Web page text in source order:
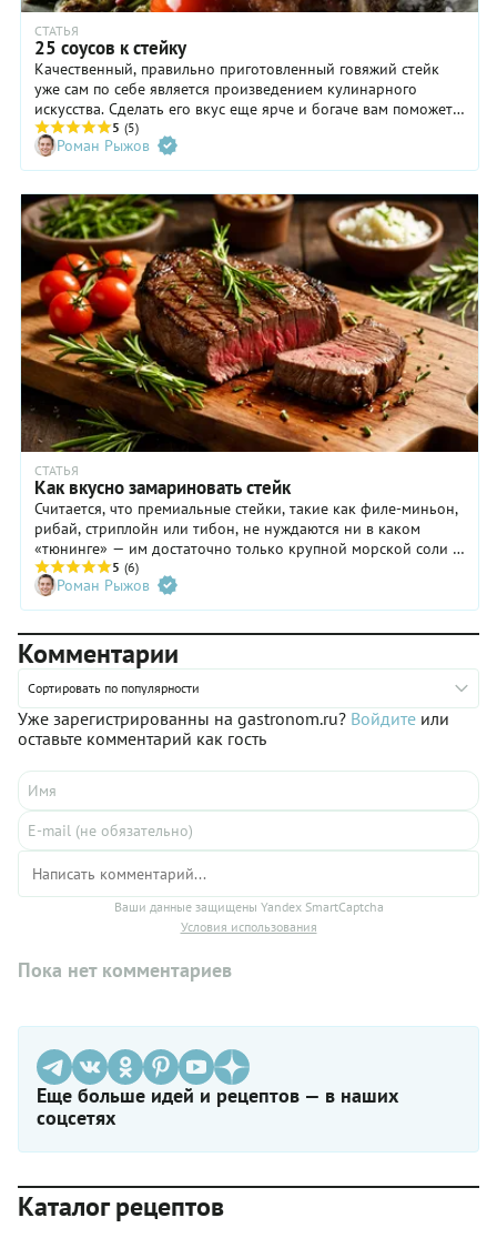
СТАТЬЯ
25 соусов к стейку
Качественный, правильно приготовленный говяжий стейк
уже сам по себе является произведением кулинарного
искусства. Сделать его вкус еще ярче и богаче вам поможет
соус. Ведь даже бриллианту нужна хорошая огранка,
согласитесь! В нашей статье собраны самые интересные
соусы для стейков со всего света — готовьте, пробуйте,
выбирайте для себя лучшее.
5 (5)
Роман Рыжов
СТАТЬЯ
Как вкусно замариновать стейк
Считается, что премиальные стейки, такие как филе-миньон,
рибай, стриплойн или тибон, не нуждаются ни в каком
«тюнинге» — им достаточно только крупной морской соли и
свежемолотого черного перца. А что насчет мачете, фланка и
других альтернативных стейков? Ведь это мясо, если его
правильно подготовить и прожарить, по вкусу ничуть не
уступает самым лучшим отрубам, но стоит при этом в два, а
то и в три раза дешевле. Здесь-то вам и поможет маринад!
Рассказываем, как вкусно замариновать стейки.
5 (6)
Роман Рыжов
Комментарии
Сортировать по популярности
Уже зарегистрированны на gastronom.ru? Войдите или
оставьте комментарий как гость
Ваши данные защищены Yandex SmartCaptcha
Условия использования
Пока нет комментариев
Еще больше идей и рецептов — в наших
соцсетях
Каталог рецептов